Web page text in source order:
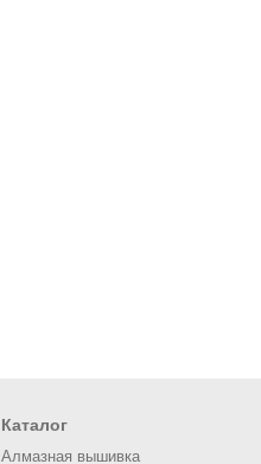
Каталог
Алмазная вышивка